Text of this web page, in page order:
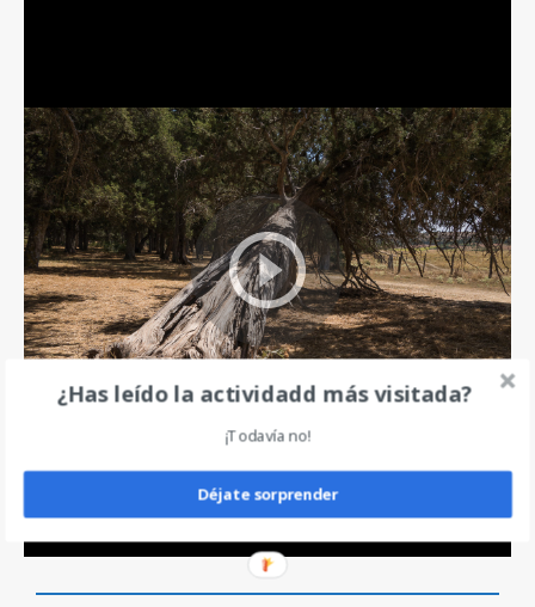
¿Has leído la actividadd más visitada?
¡Todavía no!
Déjate sorprender